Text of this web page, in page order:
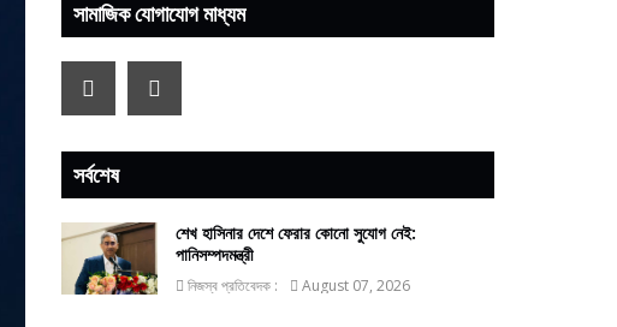
সামাজিক যোগাযোগ মাধ্যম
সর্বশেষ
শেখ হাসিনার দেশে ফেরার কোনো সুযোগ নেই:
পানিসম্পদমন্ত্রী
নিজস্ব প্রতিবেদক : August 07, 2026